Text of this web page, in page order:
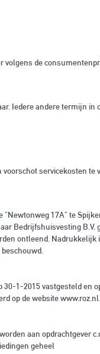
de
Iedere andere termijn in
servicekosten te
17A" te
Bedrijfshuisvesting B.V.
ontleend. Nadrukkelijk
1-2015 vastgesteld en
op de website
aan opdrachtgever
geheel